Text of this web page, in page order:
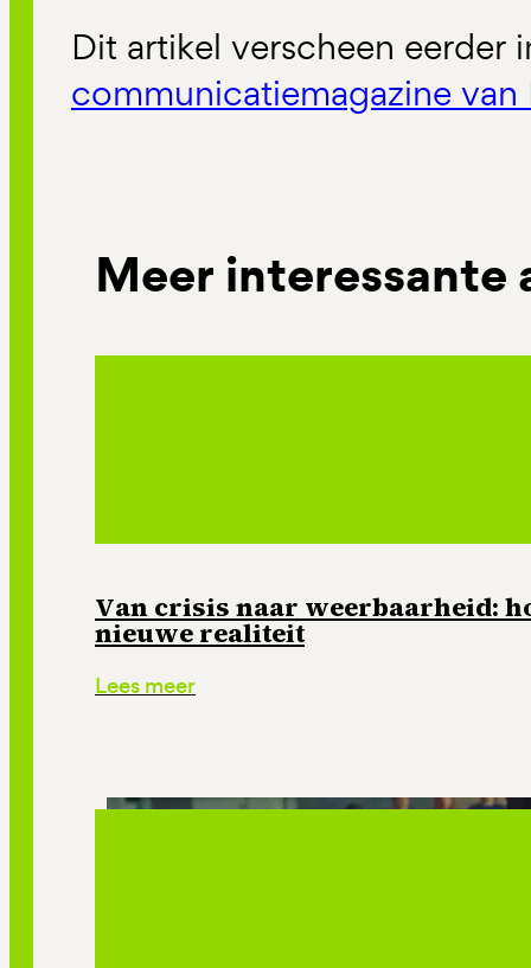
Dit artikel verscheen eerder
communicatiemagazine van
Meer interessante
Van crisis naar weerbaarheid:
nieuwe realiteit
Lees meer